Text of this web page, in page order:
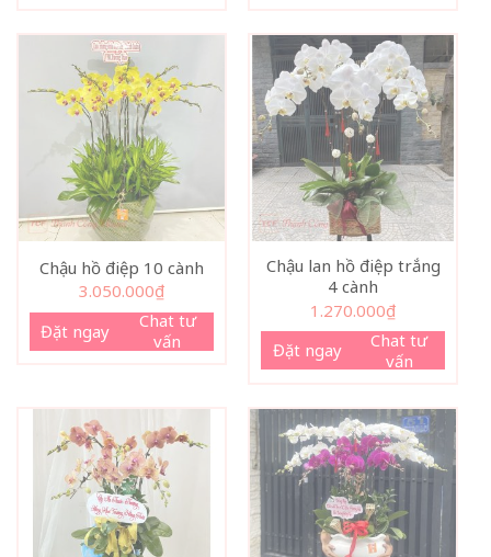
Chậu hồ điệp 10 cành
3.050.000₫
Đặt ngay
Chat tư
vấn
Chậu lan hồ điệp trắng
4 cành
1.270.000₫
Đặt ngay
Chat tư
vấn